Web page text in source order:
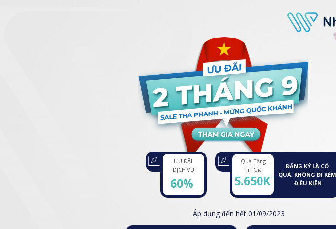
Áp dụng đến hết 01/09/2023
ƯU ĐÃI
DỊCH VỤ
60%
Quà Tặng
Trị Giá
5.650K
ĐĂNG KÝ LÀ CÓ
QUÀ, KHÔNG ĐI KÈM
ĐIỀU KIỆN